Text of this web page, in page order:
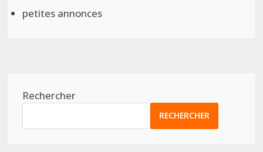
petites annonces
Rechercher
RECHERCHER